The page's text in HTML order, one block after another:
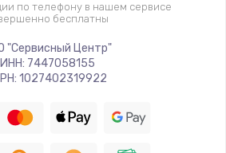
по телефону в нашем сервисе
бесплатны
"Сервисный Центр"
ИНН: 7447058155
1027402319922